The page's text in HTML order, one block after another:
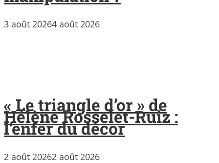
3 août 20264 août 2026
« Le triangle d’or » de
Hélène Rosselet-Ruiz :
l’enfer du décor
2 août 20262 août 2026